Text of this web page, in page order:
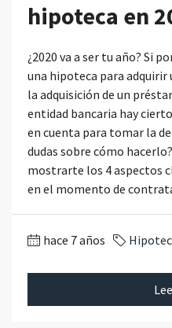
hipoteca en
¿2020 va a ser tu año? Si
una hipoteca para adquirir
la adquisición de un
entidad bancaria hay
en cuenta para tomar la
dudas sobre cómo
mostrarte los 4 aspectos
en el momento de
hace 7 años